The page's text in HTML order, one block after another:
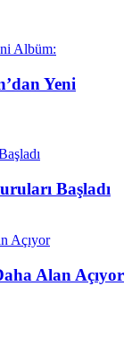
Yeni
Başladı
Alan Açıyor